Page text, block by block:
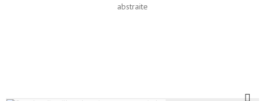
abstraite